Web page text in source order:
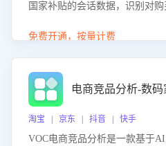
国家补贴的会话数据，识别对
化策略，助力商家利用国补政策
免费开通，按量计费
电商竞品分析-数
淘宝 | 京东 | 抖音 | 快手
VOC电商竞品分析是一款基于